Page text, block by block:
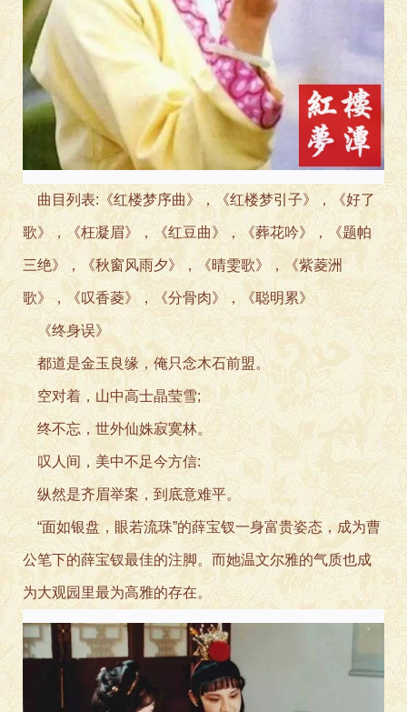
曲目列表:《红楼梦序曲》，《红楼梦引子》，《好了
歌》，《枉凝眉》，《红豆曲》，《葬花吟》，《题帕
三绝》，《秋窗风雨夕》，《晴雯歌》，《紫菱洲
歌》，《叹香菱》，《分骨肉》，《聪明累》
《终身误》
都道是金玉良缘，俺只念木石前盟。
空对着，山中高士晶莹雪;
终不忘，世外仙姝寂寞林。
叹人间，美中不足今方信:
纵然是齐眉举案，到底意难平。
“面如银盘，眼若流珠”的薛宝钗一身富贵姿态，成为曹
公笔下的薛宝钗最佳的注脚。而她温文尔雅的气质也成
为大观园里最为高雅的存在。